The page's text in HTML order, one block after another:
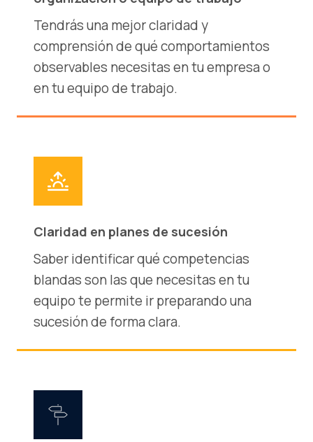
Tendrás una mejor claridad y
comprensión de qué comportamientos
observables necesitas en tu empresa o
en tu equipo de trabajo.
Claridad en planes de sucesión
Saber identificar qué competencias
blandas son las que necesitas en tu
equipo te permite ir preparando una
sucesión de forma clara.